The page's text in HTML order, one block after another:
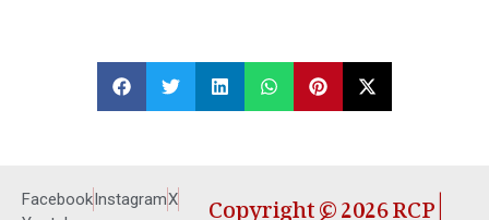
FacebookInstagramX
Copyright © 2026 RCP |